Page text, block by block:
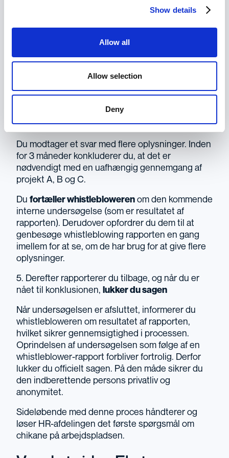
Show details
Allow all
Allow selection
Deny
Du bruger whistleblower-funktionen til at
informere whistlebloweren om, at det første
undersøge sagen og bede om yderligere
dokumentation.
4. Når du har alle beviserne, starter du en intern
undersøgelse.
Du modtager et svar med flere oplysninger. Inden
for 3 måneder konkluderer du, at det er
nødvendigt med en uafhængig gennemgang af
projekt A, B og C.
Du fortæller whistlebloweren om den kommende
interne undersøgelse (som er resultatet af
rapporten). Derudover opfordrer du dem til at
genbesøge whistleblowing rapporten en gang
imellem for at se, om de har brug for at give flere
oplysninger.
5. Derefter rapporterer du tilbage, og når du er
nået til konklusionen, lukker du sagen
Når undersøgelsen er afsluttet, informerer du
whistlebloweren om resultatet af rapporten,
hvilket sikrer gennemsigtighed i processen.
Oprindelsen af undersøgelsen som følge af en
whistleblower-rapport forbliver fortrolig. Derfor
lukker du officielt sagen. På den måde sikrer du
den indberettende persons privatliv og
anonymitet.
Sideløbende med denne proces håndterer og
løser HR-afdelingen det første spørgsmål om
chikane på arbejdspladsen.